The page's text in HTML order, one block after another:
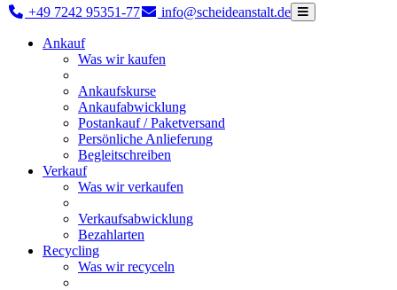
+49 7242 95351-77 info@scheideanstalt.de
Ankauf
Was wir kaufen
Ankaufskurse
Ankaufabwicklung
Postankauf / Paketversand
Persönliche Anlieferung
Begleitschreiben
Verkauf
Was wir verkaufen
Verkaufsabwicklung
Bezahlarten
Recycling
Was wir recyceln